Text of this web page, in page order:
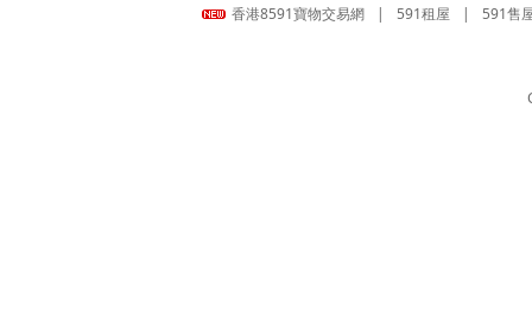
香港8591寶物交易網 | 591租屋 | 591售